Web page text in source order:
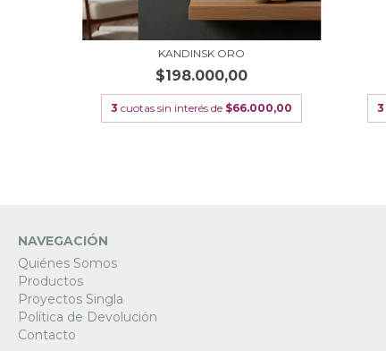
KANDINSK ORO
$198.000,00
3 cuotas sin interés de $66.000,00 3
NAVEGACIÓN
Quiénes Somos
Productos
Proyectos Singla
Política de Devolución
Contacto